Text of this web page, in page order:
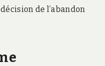
de l’abandon